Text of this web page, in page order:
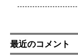
最近のコメント